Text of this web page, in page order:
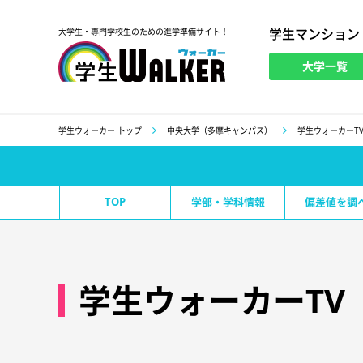
大学生・専門学校生のための進学準備サイト！ 学生マンショ
大学一覧
学生ウォーカー トップ 中央大学（多摩キャンパス） 学生ウォーカーTV
TOP 学部・学科情報 偏差値を調
学生ウォーカーTV